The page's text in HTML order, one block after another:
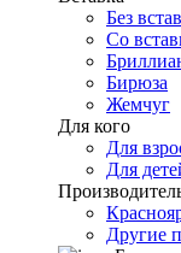
Без
Со
Бирюза
Жемчуг
Для кого
Для
Для
Другие